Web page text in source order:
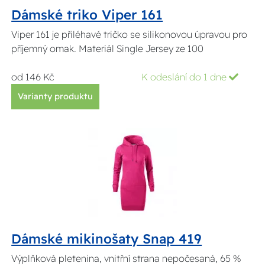
Dámské triko Viper 161
Viper 161 je přiléhavé tričko se silikonovou úpravou pro
příjemný omak. Materiál Single Jersey ze 100
od 146 Kč K odeslání do 1 dne
Varianty produktu
Dámské mikinošaty Snap 419
Výplňková pletenina, vnitřní strana nepočesaná, 65 %